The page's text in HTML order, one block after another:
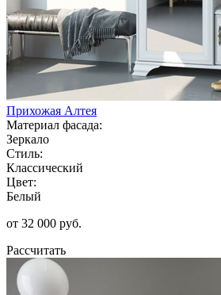
Прихожая Алтея
Материал фасада:
Зеркало
Стиль:
Классический
Цвет:
Белый
от 32 000 руб.
Рассчитать